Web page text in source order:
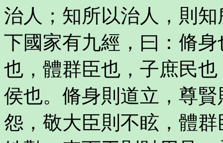
治人；知所以治人，則
下國家有九經，曰：脩
也，體群臣也，子庶民
侯也。脩身則道立，尊
怨，敬大臣則不眩，體